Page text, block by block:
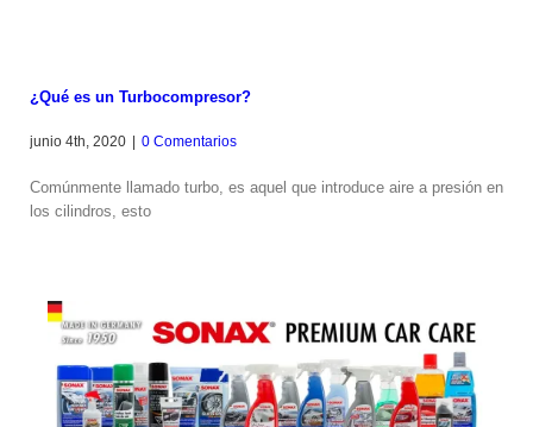
¿Qué es un Turbocompresor?
junio 4th, 2020 | 0 Comentarios
Comúnmente llamado turbo, es aquel que introduce aire a presión en
los cilindros, esto